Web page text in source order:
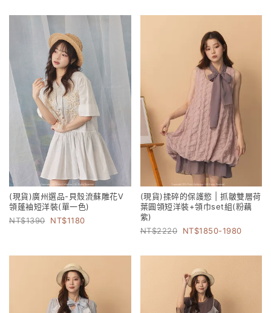
(現貨)廣州選品-貝殼流蘇雕花V
領蓬袖短洋裝(單一色)
1390
1180
(現貨)揉碎的保護慾 | 抓皺雙層荷
葉圓領短洋裝+領巾set組(粉藕
紫)
2220
1850-1980